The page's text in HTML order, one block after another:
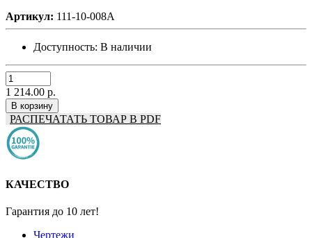
Артикул: 111-10-008А
Доступность: В наличии
1 214.00 р.
В корзину
РАСПЕЧАТАТЬ ТОВАР В PDF
КАЧЕСТВО
Гарантия до 10 лет!
Чертежи